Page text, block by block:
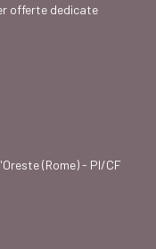
offerte dedicate
(Rome) - PI/CF